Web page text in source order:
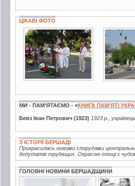
ЦІКАВІ ФОТО
19 фото 3 фото
МИ - ПАМ’ЯТАЄМО - «КНИГА ПАМ’ЯТІ
Бевз Іван Петрович (1923) 1923 р.,
З ІСТОРІЇ БЕРШАДІ
Прикрасилась новими спорудами
депутатів трудящих. Окрасою площі є
ГОЛОВНІ НОВИНИ БЕРШАДЩИНИ